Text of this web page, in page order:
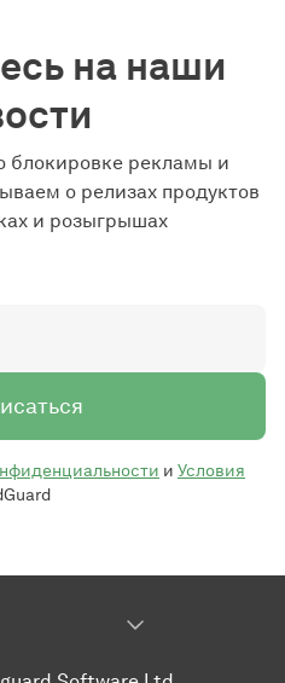
на наши
блокировке рекламы и
о релизах продуктов
и розыгрышах
и Условия